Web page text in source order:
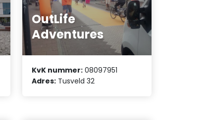
OutLife
Adventures
KvK nummer: 08097951
Adres: Tusveld 32